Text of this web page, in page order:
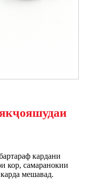
кардани
кор, самаранокии
мешавад.